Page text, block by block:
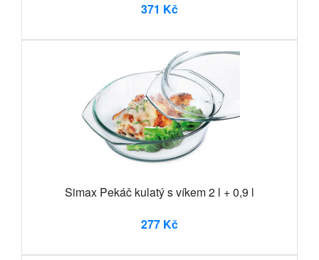
371 Kč
Simax Pekáč kulatý s víkem 2 l + 0,9 l
277 Kč